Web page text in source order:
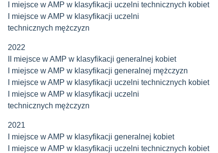
I miejsce w AMP w klasyfikacji uczelni technicznych kobiet
I miejsce w AMP w klasyfikacji uczelni
technicznych mężczyzn
2022
II miejsce w AMP w klasyfikacji generalnej kobiet
I miejsce w AMP w klasyfikacji generalnej mężczyzn
I miejsce w AMP w klasyfikacji uczelni technicznych kobiet
I miejsce w AMP w klasyfikacji uczelni
technicznych mężczyzn
2021
I miejsce w AMP w klasyfikacji generalnej kobiet
I miejsce w AMP w klasyfikacji uczelni technicznych kobiet